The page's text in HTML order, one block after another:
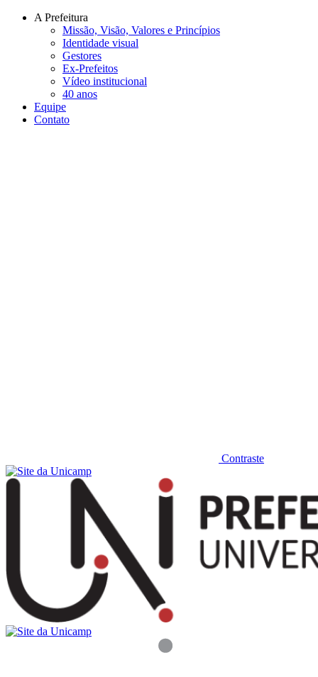
Conteúdo principal
A Prefeitura
Missão, Visão, Valores e Princípios
Identidade visual
Gestores
Ex-Prefeitos
Vídeo institucional
40 anos
Equipe
Contato
Contraste